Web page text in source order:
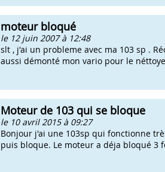
moteur bloqué
le 12 juin 2007 à 12:48
slt , j'ai un probleme avec ma 103 sp .
aussi démonté mon vario pour le
Moteur de 103 qui se bloque
le 10 avril 2015 à 09:27
Bonjour j'ai une 103sp qui fonctionne
puis bloque. Le moteur a déja bloqué 3